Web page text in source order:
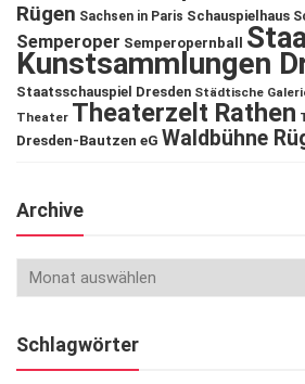
Rügen Sachsen in Paris Schauspielhaus
Semperoper Semperopernball
Kunstsammlungen
Staatsschauspiel Dresden Städtische
Theater Theaterzelt Rathen
Dresden-Bautzen eG Waldbühne
Archive
Schlagwörter